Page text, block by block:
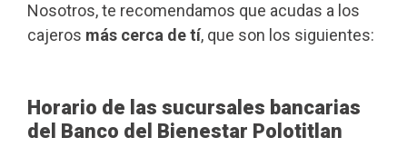
Nosotros, te recomendamos que acudas a los
cajeros más cerca de tí, que son los siguientes:
Horario de las sucursales bancarias
del Banco del Bienestar Polotitlan